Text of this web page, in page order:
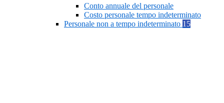
Conto annuale del personale
Costo personale tempo indeterminato
Personale non a tempo indeterminato 15